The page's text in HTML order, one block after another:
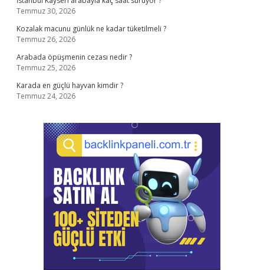
Temmuz 30, 2026
Kozalak macunu günlük ne kadar tüketilmeli ?
Temmuz 26, 2026
Arabada öpüşmenin cezası nedir ?
Temmuz 25, 2026
Karada en güçlü hayvan kimdir ?
Temmuz 24, 2026